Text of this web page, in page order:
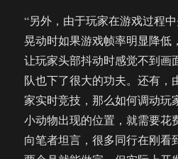
“另外，由于玩家在游戏过程
晃动时如果游戏帧率明显降低
让玩家头部抖动时感觉不到画
队也下了很大的功夫。还有，
家实时竞技，那么如何调动玩
小动物出现的位置，就需要花
向笔者坦言，很多同行在刚看